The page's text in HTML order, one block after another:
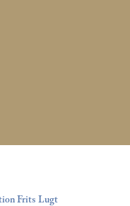
Frits Lugt